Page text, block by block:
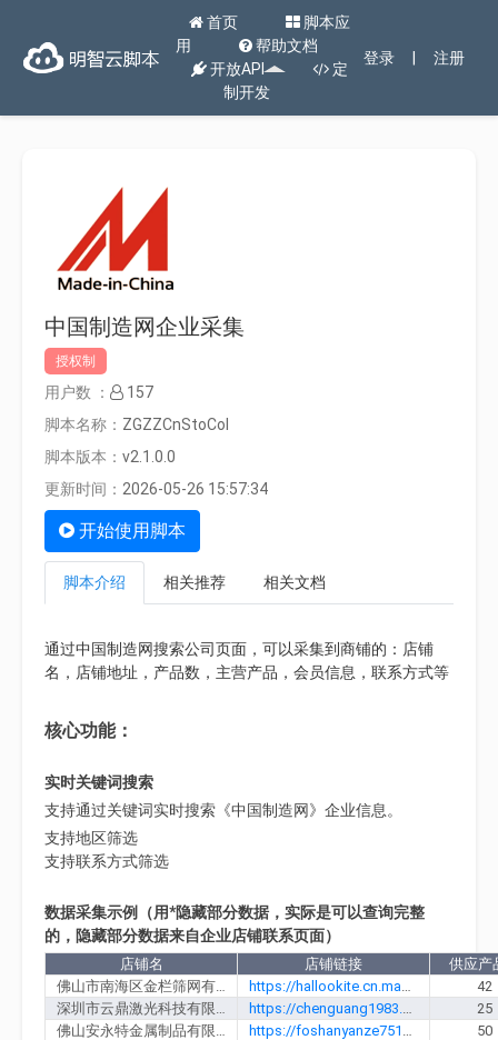
首页
脚本应
用
帮助文档
开放API
定
制开发
登录 | 注册
中国制造网企业采集
授权制
用户数 ：
157
脚本名称： ZGZZCnStoCol
脚本版本： v2.1.0.0
更新时间： 2026-05-26 15:57:34
开始使用脚本
脚本介绍 相关推荐 相关文档
通过中国制造网搜索公司页面，可以采集到商铺的：店铺
名，店铺地址，产品数，主营产品，会员信息，联系方式等
核心功能：
实时关键词搜索
支持通过关键词实时搜索《中国制造网》企业信息。
支持地区筛选
支持联系方式筛选
数据采集示例（用*隐藏部分数据，实际是可以查询完整
的，隐藏部分数据来自企业店铺联系页面）
店铺名 店铺链接
供应产
佛山市南海区金栏筛网有限公司
https://hallookite.cn.made-in-china.com
42
深圳市云鼎激光科技有限公司
https://chenguang1983.cn.made-in-china.com
25
佛山安永特金属制品有限公司
https://foshanyanze7510.cn.made-in-china.com
50